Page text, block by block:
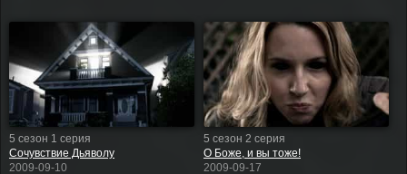
5 сезон 1 серия
Сочувствие Дьяволу
2009-09-10
5 сезон 2 серия
О Боже, и вы тоже!
2009-09-17